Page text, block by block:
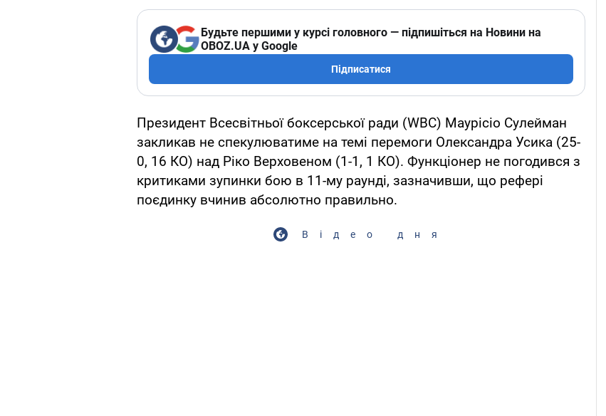
Будьте першими у курсі головного — підпишіться на Новини на
OBOZ.UA у Google
Підписатися
Президент Всесвітньої боксерської ради (WBC) Маурісіо Сулейман
закликав не спекулюватиме на темі перемоги Олександра Усика (25-
0, 16 КО) над Ріко Верховеном (1-1, 1 КО). Функціонер не погодився з
критиками зупинки бою в 11-му раунді, зазначивши, що рефері
поєдинку вчинив абсолютно правильно.
Відео дня